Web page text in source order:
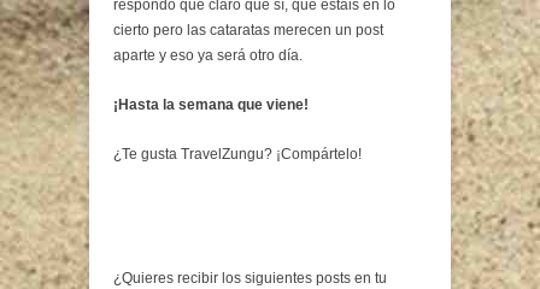
respondo que claro que sí, que estáis en lo
cierto pero las cataratas merecen un post
aparte y eso ya será otro día.
¡Hasta la semana que viene!
¿Te gusta TravelZungu? ¡Compártelo!
¿Quieres recibir los siguientes posts en tu